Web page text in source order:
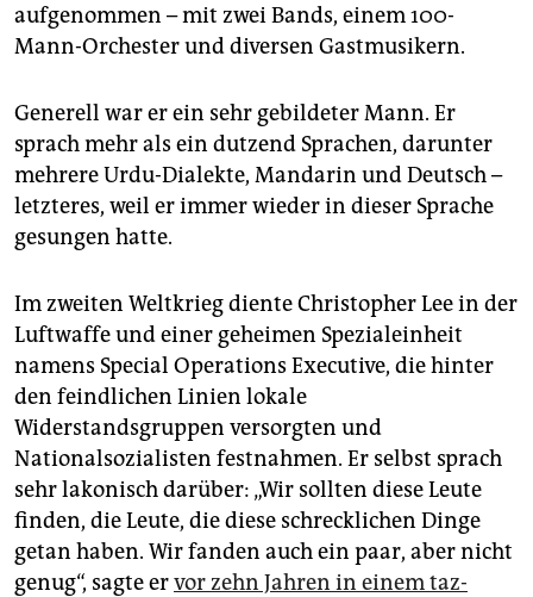
aufgenommen – mit zwei Bands, einem 100-
Mann-Orchester und diversen Gastmusikern.
Generell war er ein sehr gebildeter Mann. Er
sprach mehr als ein dutzend Sprachen, darunter
mehrere Urdu-Dialekte, Mandarin und Deutsch –
letzteres, weil er immer wieder in dieser Sprache
gesungen hatte.
Im zweiten Weltkrieg diente Christopher Lee in der
Luftwaffe und einer geheimen Spezialeinheit
namens Special Operations Executive, die hinter
den feindlichen Linien lokale
Widerstandsgruppen versorgten und
Nationalsozialisten festnahmen. Er selbst sprach
sehr lakonisch darüber: „Wir sollten diese Leute
finden, die Leute, die diese schrecklichen Dinge
getan haben. Wir fanden auch ein paar, aber nicht
genug“, sagte ervor zehn Jahren in einem taz-